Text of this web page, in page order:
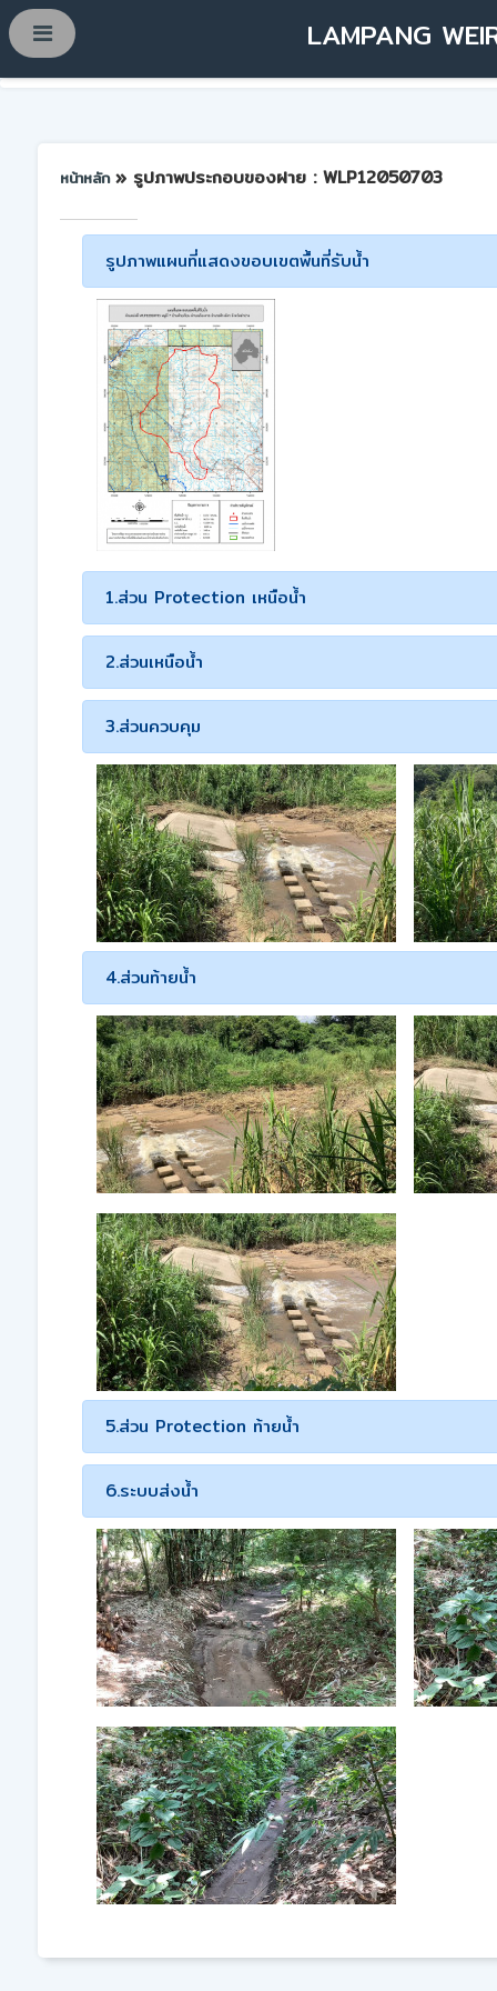
LAMPANG
หน้าหลัก » รูปภาพประกอบของฝาย : WLP12050703
รูปภาพแผนที่แสดงขอบเขตพื้นที่รับน้ำ
1.ส่วน Protection เหนือน้ำ
2.ส่วนเหนือน้ำ
3.ส่วนควบคุม
4.ส่วนท้ายน้ำ
5.ส่วน Protection ท้ายน้ำ
6.ระบบส่งน้ำ